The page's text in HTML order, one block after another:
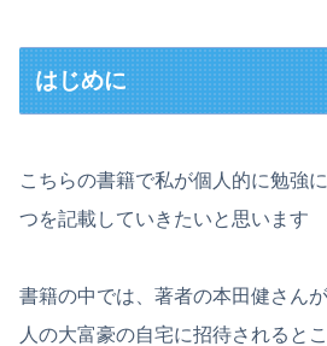
はじめに
こちらの書籍で私が個人的に勉強
つを記載していきたいと思います
書籍の中では、著者の本田健さん
人の大富豪の自宅に招待されると